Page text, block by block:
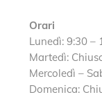
Orari
Lunedì: 9:30 –
Martedì:
Mercoledì –
Domenica: